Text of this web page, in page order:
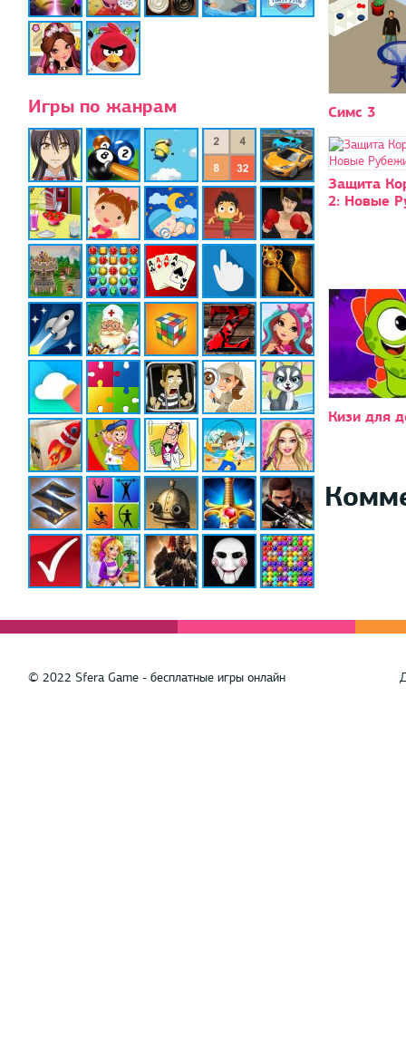
Игры по жанрам Симс 3
Защита
2: Новые
Кизи для
© 2022 Sfera Game - бесплатные игры онлайн